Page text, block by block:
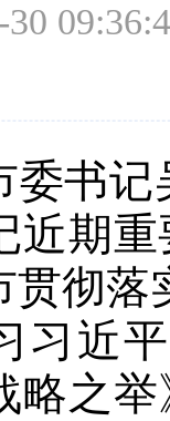
委书
近期
贯彻落
习近
略之